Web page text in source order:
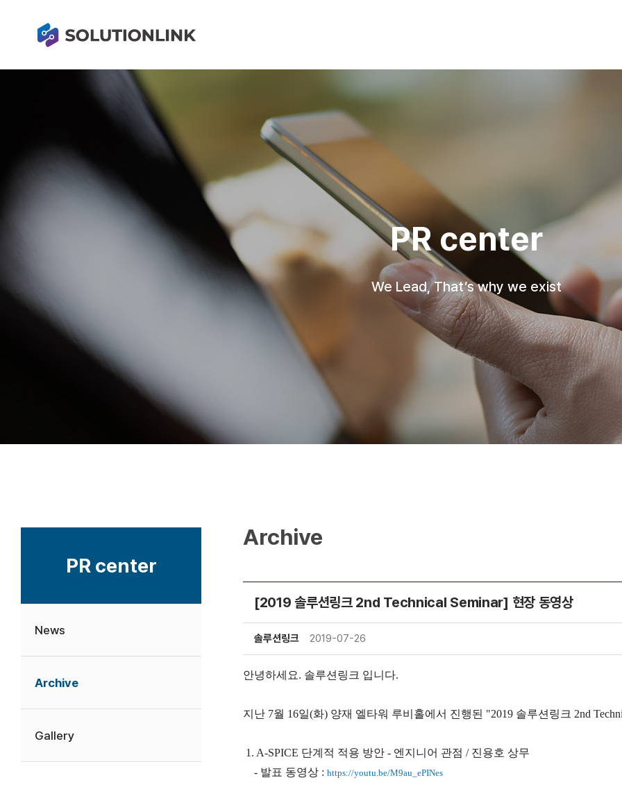
PR center
We Lead, That’s why we exist
PR center
News
Archive
Gallery
Archive
[2019 솔루션링크 2nd Technical Seminar] 현장 동영상
솔루션링크 2019-07-26
안녕하세요. 솔루션링크 입니다.
지난 7월 16일(화) 양재 엘타워 루비홀에서 진행된 "2019 솔루션링크 2nd
1. A-SPICE 단계적 적용 방안 - 엔지니어 관점 / 진용호 상무
- 발표 동영상 : https://youtu.be/M9au_ePINes